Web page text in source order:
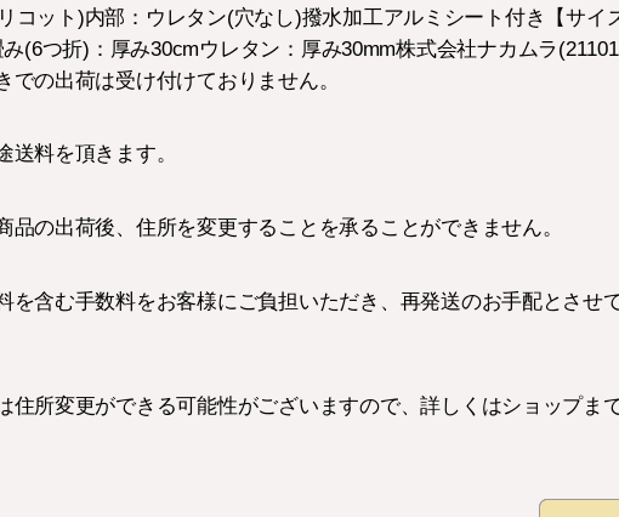
コット)内部：ウレタン(穴なし)撥水加工アルミシート付き【サイ
(6つ折)：厚み30cmウレタン：厚み30mm株式会社ナカムラ
の出荷は受け付けておりません。
送料を頂きます。
品の出荷後、住所を変更することを承ることができません。
を含む手数料をお客様にご負担いただき、再発送のお手配とさせ
住所変更ができる可能性がございますので、詳しくはショップま